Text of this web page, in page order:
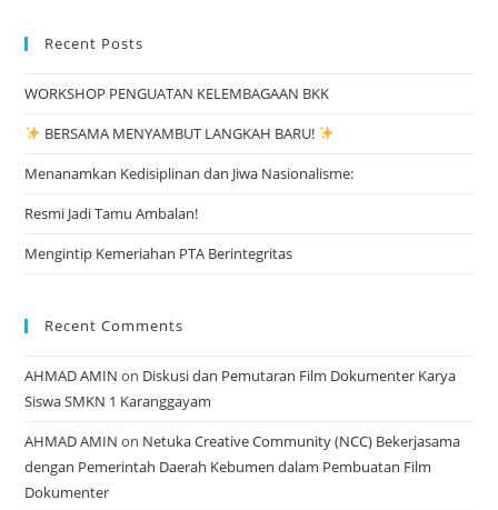
Recent Posts
WORKSHOP PENGUATAN KELEMBAGAAN BKK
BERSAMA MENYAMBUT LANGKAH BARU!
Menanamkan Kedisiplinan dan Jiwa Nasionalisme:
Resmi Jadi Tamu Ambalan!
Mengintip Kemeriahan PTA Berintegritas
Recent Comments
AHMAD AMIN on Diskusi dan Pemutaran Film Dokumenter Karya
Siswa SMKN 1 Karanggayam
AHMAD AMIN on Netuka Creative Community (NCC) Bekerjasama
dengan Pemerintah Daerah Kebumen dalam Pembuatan Film
Dokumenter